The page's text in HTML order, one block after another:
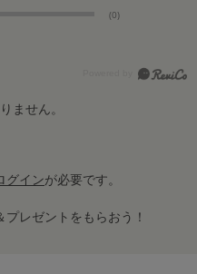
(0)
ません。
グインが必要です。
レゼントをもらおう！